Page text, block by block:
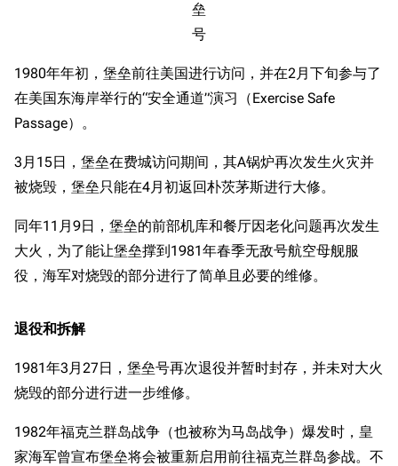
垒
号
1980年年初，堡垒前往美国进行访问，并在2月下旬参与了
在美国东海岸举行的“安全通道”演习（Exercise Safe
Passage）。
3月15日，堡垒在费城访问期间，其A锅炉再次发生火灾并
被烧毁，堡垒只能在4月初返回朴茨茅斯进行大修。
同年11月9日，堡垒的前部机库和餐厅因老化问题再次发生
大火，为了能让堡垒撑到1981年春季无敌号航空母舰服
役，海军对烧毁的部分进行了简单且必要的维修。
退役和拆解
1981年3月27日，堡垒号再次退役并暂时封存，并未对大火
烧毁的部分进行进一步维修。
1982年福克兰群岛战争（也被称为马岛战争）爆发时，皇
家海军曾宣布堡垒将会被重新启用前往福克兰群岛参战。不